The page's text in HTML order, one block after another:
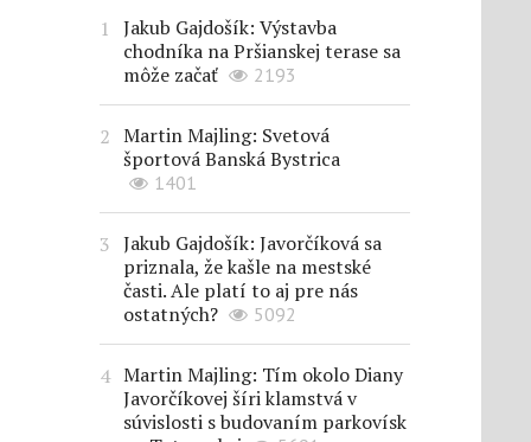
Jakub Gajdošík: Výstavba
chodníka na Pršianskej terase sa
môže začať
2193
Martin Majling: Svetová
športová Banská Bystrica
1401
Jakub Gajdošík: Javorčíková sa
priznala, že kašle na mestské
časti. Ale platí to aj pre nás
ostatných?
5092
Martin Majling: Tím okolo Diany
Javorčíkovej šíri klamstvá v
súvislosti s budovaním parkovísk